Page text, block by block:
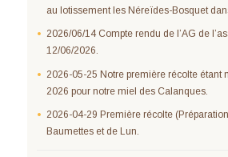
au lotissement les Néreïdes-Bosquet
2026/06/14 Compte rendu de l’AG de
12/06/2026.
2026-05-25 Notre première récolte étant
2026 pour notre miel des Calanques.
2026-04-29 Première récolte
Baumettes et de Lun.